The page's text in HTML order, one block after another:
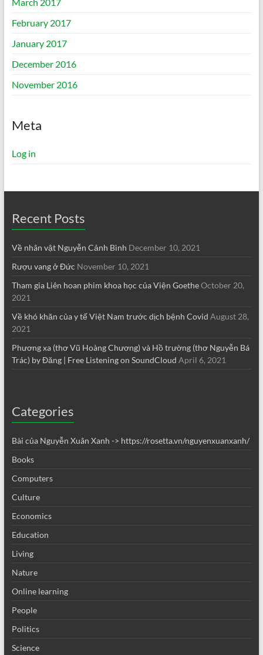
February 2017
January 2017
December 2016
November 2016
Meta
Log in
Recent Posts
Về nhân vật Nguyễn Cảnh Bình December 10, 2021
Rượu vang ở Đức November 10, 2021
Tham gia Liên hoan phim khoa học của Viện GoetheOctober 20,
2021
Về khó khăn của y tế Việt Nam trước dịch bệnh Covid August 28,
2021
Phương xa (thơ Vũ Hoàng Chương) và Hồ trường (thơ Nguyễn Bá
Trác) by Đăng | Free Listening on SoundCloud April 6, 2021
Categories
Bài của Nguyễn Xuân Xanh -> https://rosetta.vn/nguyenxuanxanh/
Books
Computers
Culture
Economics
Education
Living
Nature
Online learning
People
Politics
Science